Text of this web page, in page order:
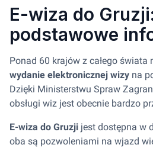
E-wiza do
podstawowe
Ponad 60 krajów z całego świata
wydanie elektronicznej wizy na
Dzięki Ministerstwu Spraw
obsługi wiz jest obecnie bardzo
E-wiza do Gruzji jest dostępna w
oba są pozwoleniami na wjazd